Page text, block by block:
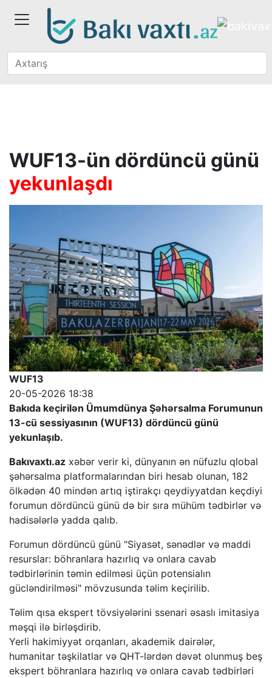
WUF13-ün dördüncü günü
yekunlaşdı
WUF13
20-05-2026 18:38
Bakıda keçirilən Ümumdünya Şəhərsalma Forumunun
13-cü sessiyasının (WUF13) dördüncü günü
yekunlaşıb.
Bakıvaxtı.az xəbər verir ki, dünyanın ən nüfuzlu qlobal
şəhərsalma platformalarından biri hesab olunan, 182
ölkədən 40 mindən artıq iştirakçı qeydiyyatdan keçdiyi
forumun dördüncü günü də bir sıra mühüm tədbirlər və
hadisələrlə yadda qalıb.
Forumun dördüncü günü "Siyasət, sənədlər və maddi
resurslar: böhranlara hazırlıq və onlara cavab
tədbirlərinin təmin edilməsi üçün potensialın
gücləndirilməsi" mövzusunda təlim keçirilib.
Təlim qısa ekspert tövsiyələrini ssenari əsaslı imitasiya
məşqi ilə birləşdirib.
Yerli hakimiyyət orqanları, akademik dairələr,
humanitar təşkilatlar və QHT-lərdən dəvət olunmuş beş
ekspert böhranlara hazırlıq və onlara cavab tədbirləri